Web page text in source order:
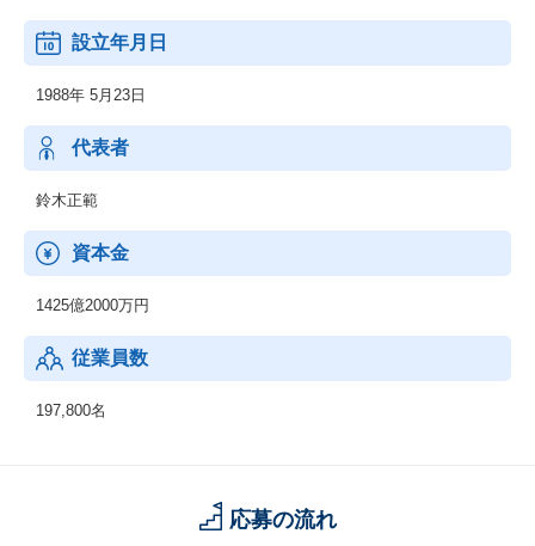
◆その他の事業：
顧客の経営上の問題点に係わる調査・分析、情報処理システムの
設立年月日
1988年 5月23日
代表者
鈴木正範
資本金
1425億2000万円
従業員数
197,800名
応募の流れ